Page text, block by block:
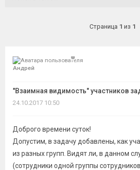
Страница 1 из 1
Андрей
"Взаимная видимость" участников
24.10.2017 10:50
Доброго времени суток!
Допустим, в задачу добавлены, как
из разных групп. Видят ли, в данном
(сотрудники одной группы